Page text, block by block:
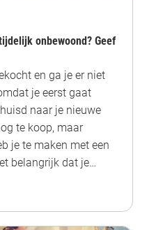
onbewoond? Geef
en ga je er niet
je eerst gaat
naar je nieuwe
te koop, maar
je te maken met een
belangrijk dat je…